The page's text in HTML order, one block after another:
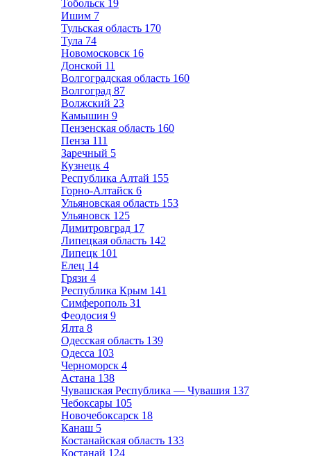
Тобольск 19
Ишим 7
Тульская область 170
Тула 74
Новомосковск 16
Донской 11
Волгоградская область 160
Волгоград 87
Волжский 23
Камышин 9
Пензенская область 160
Пенза 111
Заречный 5
Кузнецк 4
Республика Алтай 155
Горно-Алтайск 6
Ульяновская область 153
Ульяновск 125
Димитровград 17
Липецкая область 142
Липецк 101
Елец 14
Грязи 4
Республика Крым 141
Симферополь 31
Феодосия 9
Ялта 8
Одесская область 139
Одесса 103
Черноморск 4
Астана 138
Чувашская Республика — Чувашия 137
Чебоксары 105
Новочебоксарск 18
Канаш 5
Костанайская область 133
Костанай 124